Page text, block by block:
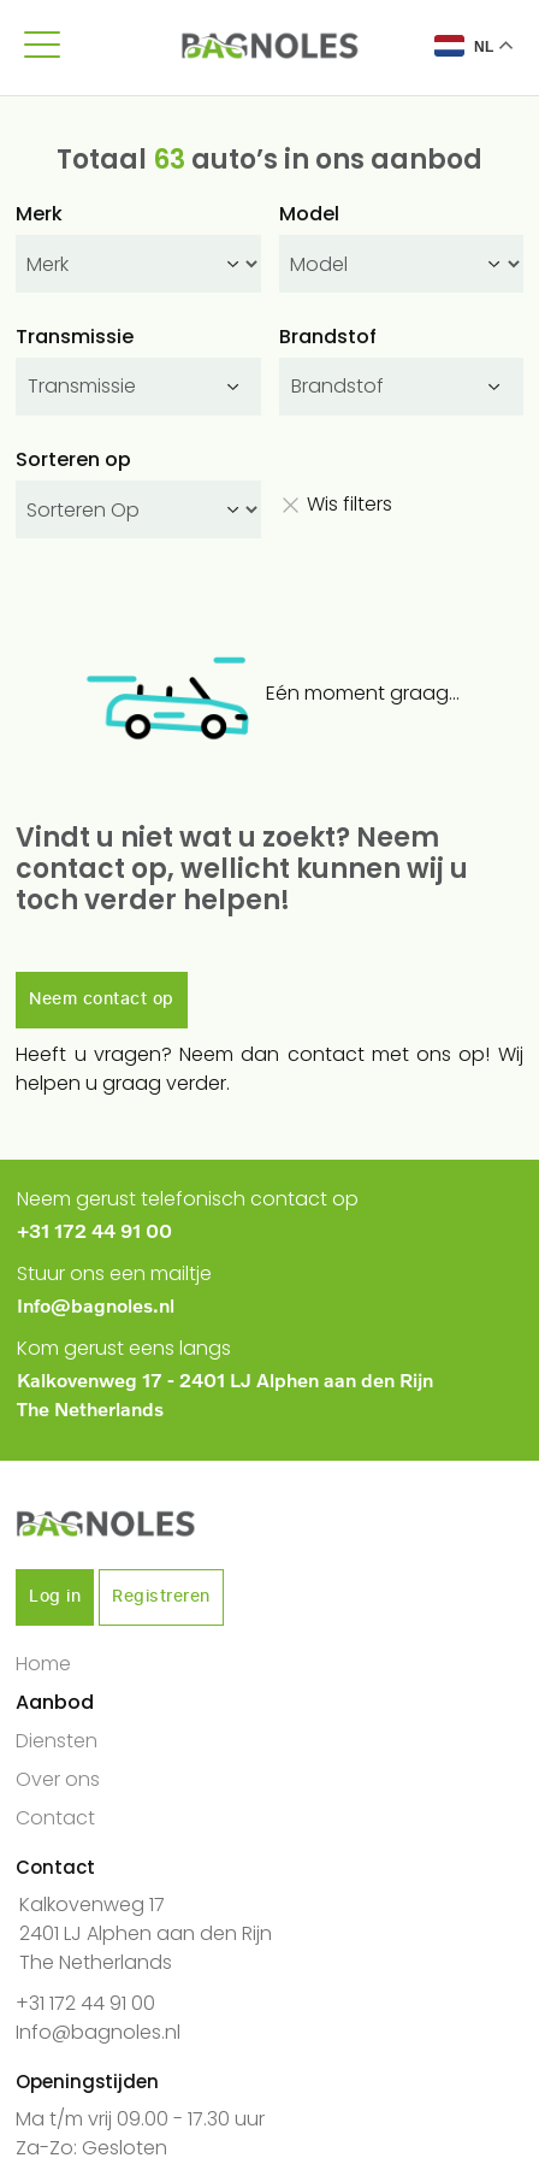
NL
Totaal 63 auto’s in ons aanbod
Merk Model
Transmissie
Transmissie
Brandstof
Brandstof
Sorteren op
Wis filters
Eén moment graag...
Vindt u niet wat u zoekt? Neem
contact op, wellicht kunnen wij u
toch verder helpen!
Neem contact op
Heeft u vragen? Neem dan contact met ons op! Wij
helpen u graag verder.
Neem gerust telefonisch contact op
+31 172 44 91 00
Stuur ons een mailtje
Info@bagnoles.nl
Kom gerust eens langs
Kalkovenweg 17 - 2401 LJ Alphen aan den Rijn
The Netherlands
Log in Registreren
Home
Aanbod
Diensten
Over ons
Contact
Contact
Kalkovenweg 17
2401 LJ Alphen aan den Rijn
The Netherlands
+31 172 44 91 00
Info@bagnoles.nl
Openingstijden
Ma t/m vrij 09.00 - 17.30 uur
Za-Zo: Gesloten